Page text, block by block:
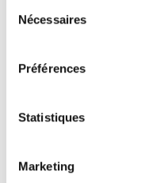
Nécessaires
Préférences
Statistiques
Marketing
Presses de Sciences Po
Lucile Quéré
Catégorie (éditeur)